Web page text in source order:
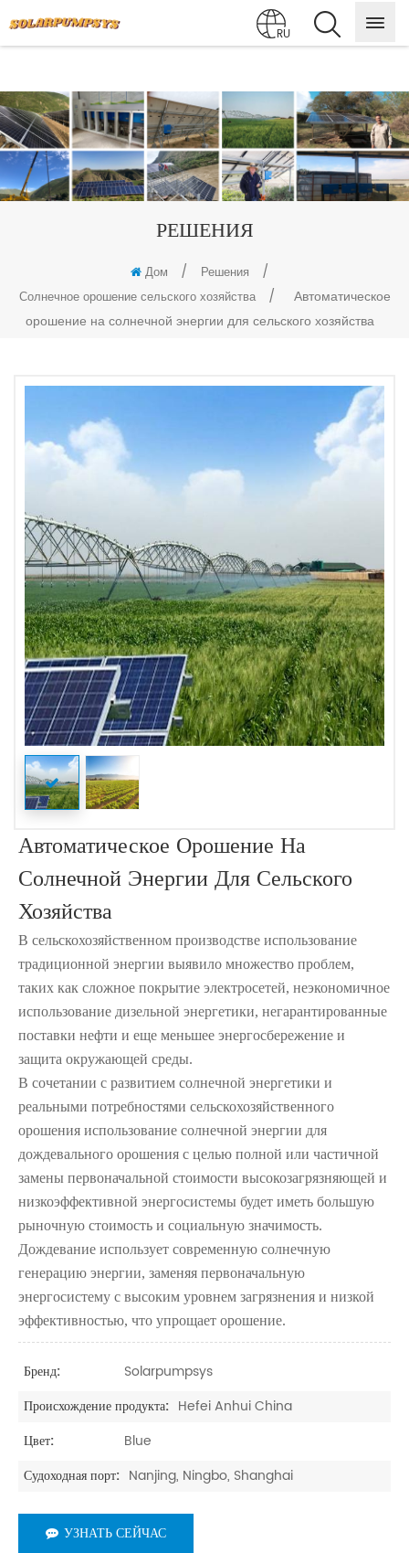
RU
РЕШЕНИЯ
Дом / Решения /
Солнечное орошение сельского хозяйства /
Автоматическое
орошение на солнечной энергии для сельского хозяйства
Автоматическое Орошение На
Солнечной Энергии Для Сельского
Хозяйства
В сельскохозяйственном производстве использование
традиционной энергии выявило множество проблем,
таких как сложное покрытие электросетей, неэкономичное
использование дизельной энергетики, негарантированные
поставки нефти и еще меньшее энергосбережение и
защита окружающей среды.
В сочетании с развитием солнечной энергетики и
реальными потребностями сельскохозяйственного
орошения использование солнечной энергии для
дождевального орошения с целью полной или частичной
замены первоначальной стоимости высокозагрязняющей и
низкоэффективной энергосистемы будет иметь большую
рыночную стоимость и социальную значимость.
Дождевание использует современную солнечную
генерацию энергии, заменяя первоначальную
энергосистему с высоким уровнем загрязнения и низкой
эффективностью, что упрощает орошение.
Бренд:
Solarpumpsys
Происхождение продукта: Hefei Anhui China
Цвет:
Blue
Судоходная порт: Nanjing, Ningbo, Shanghai
УЗНАТЬ СЕЙЧАС